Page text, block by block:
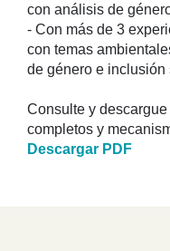
con análisis de
- Con más de 3
con temas
de género e inclusión
Consulte y
completos y
Descargar PDF